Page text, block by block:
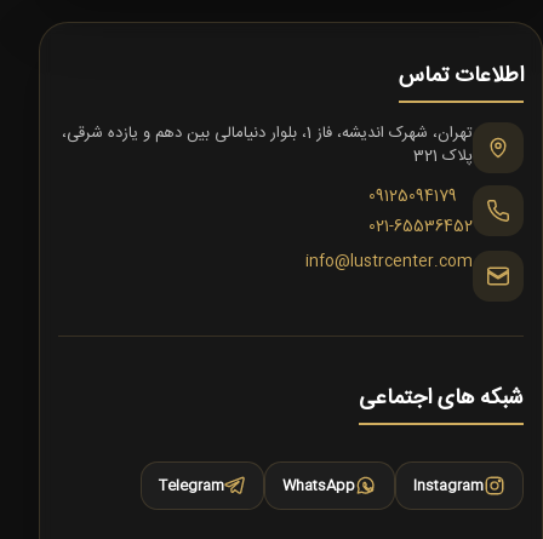
اطلاعات تماس
تهران، شهرک اندیشه، فاز 1، بلوار دنیامالی بین دهم و یازده شرقی،
پلاک 321
09125094179
021-65536452
info@lustrcenter.com
شبکه های اجتماعی
Instagram
WhatsApp
Telegram